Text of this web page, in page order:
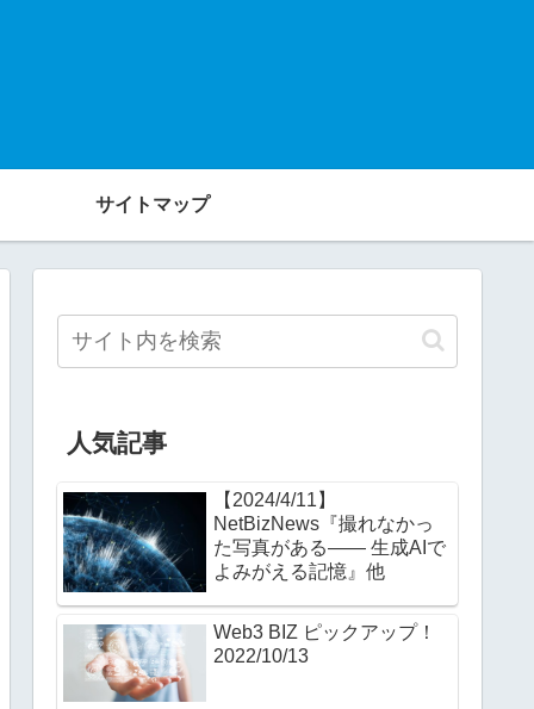
サイトマップ
プ！
Web3 BIZ ピックアップ！
2022/10/14
人気記事
【2024/4/11】
NetBizNews『撮れなかっ
た写真がある—— 生成AIで
よみがえる記憶』他
Web3 BIZ ピックアップ！
2022/10/13